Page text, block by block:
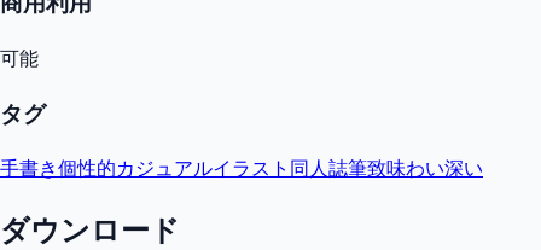
可能
タグ
手書き個性的カジュアルイラスト 同人誌筆致味わい深い
ダウンロード